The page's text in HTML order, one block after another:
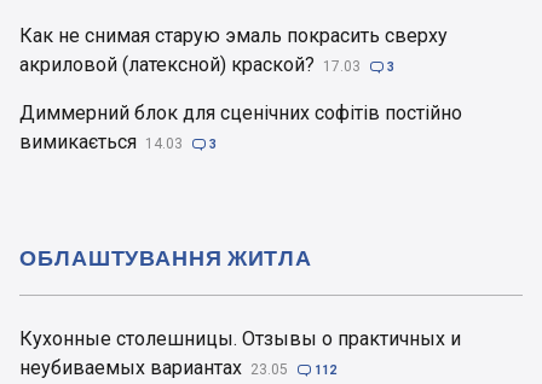
Как не снимая старую эмаль покрасить сверху
акриловой (латексной) краской?
17.03  3
Диммерний блок для сценічних софітів постійно
вимикається 14.03  3
Кухонные столешницы. Отзывы о практичных и
неубиваемых вариантах 23.05  112
ОБЛАШТУВАННЯ ЖИТЛА